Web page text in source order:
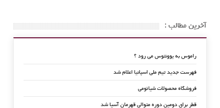
آخرین مطالب :
راموس به یوونتوس می رود ؟
فهرست جدید تیم ملی اسپانیا اعلام شد
فروشگاه محصولات شیائومی
قطر برای دومین دوره متوالی قهرمان آسیا شد